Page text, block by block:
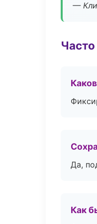
—
Да,
Как